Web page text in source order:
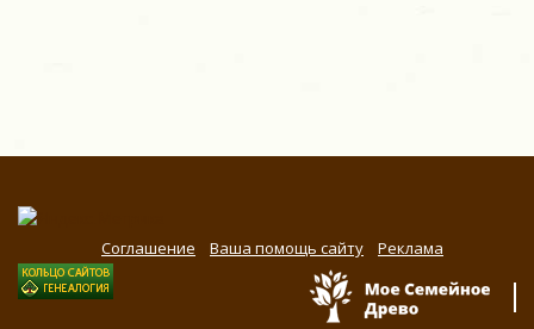
Соглашение Ваша помощь сайту Реклама